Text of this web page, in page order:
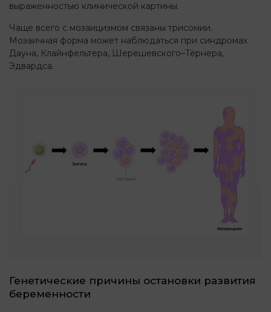
выраженностью клинической картины.
Чаще всего с мозаицизмом связаны трисомии.
Мозаичная форма может наблюдаться при синдромах
Дауна, Клайнфельтера, Шерешевского–Тёрнера,
Эдвардса.
Генетические причины остановки развития
беременности